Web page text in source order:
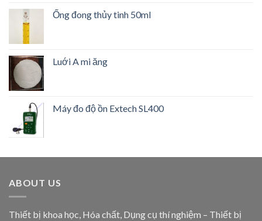
Ống đong thủy tinh 50ml
Luới A mi ăng
Máy đo độ ồn Extech SL400
ABOUT US
Thiết bị khoa học, Hóa chất, Dụng cụ thí nghiệm – Thiết bị